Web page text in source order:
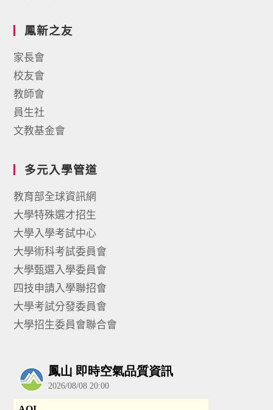
鳳新之友
家長會
校友會
教師會
員生社
文教基金會
多元入學管道
教育部全球資訊網
大學特殊選才招生
大學入學考試中心
大學術科考試委員會
大學甄選入學委員會
四技申請入學聯招會
大學考試分發委員會
大學招生委員會聯合會